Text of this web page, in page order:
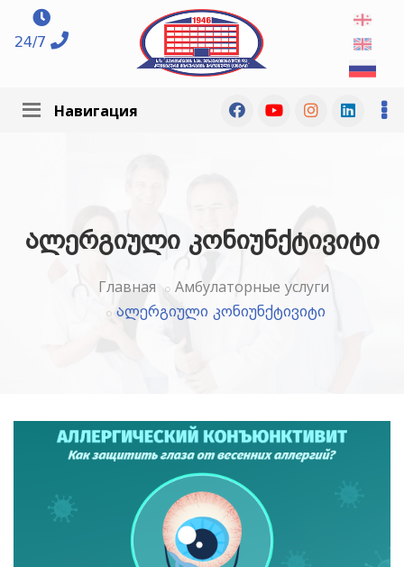
24/7
Навигация
ალერგიული კონიუნქტივიტი
Главная
Амбулаторные услуги
ალერგიული კონიუნქტივიტი